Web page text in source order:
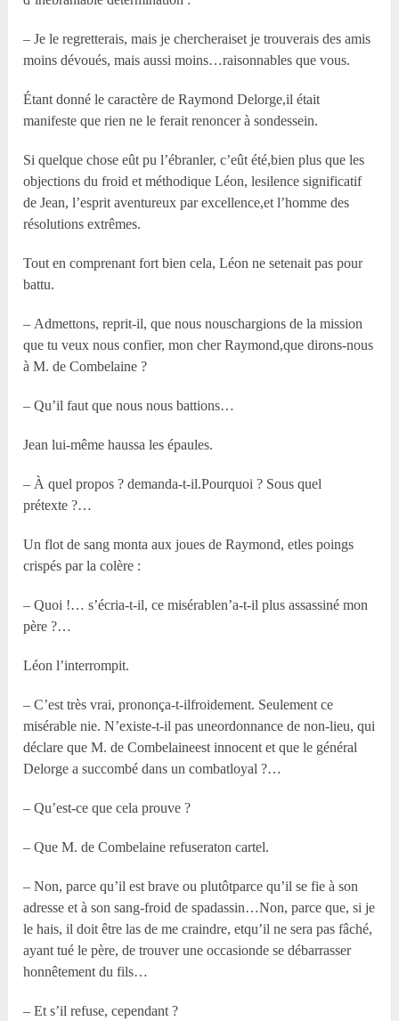
– Je le regretterais, mais je chercheraiset je trouverais des amis
moins dévoués, mais aussi moins…raisonnables que vous.
Étant donné le caractère de Raymond Delorge,il était
manifeste que rien ne le ferait renoncer à sondessein.
Si quelque chose eût pu l’ébranler, c’eût été,bien plus que les
objections du froid et méthodique Léon, lesilence significatif
de Jean, l’esprit aventureux par excellence,et l’homme des
résolutions extrêmes.
Tout en comprenant fort bien cela, Léon ne setenait pas pour
battu.
– Admettons, reprit-il, que nous nouschargions de la mission
que tu veux nous confier, mon cher Raymond,que dirons-nous
à M. de Combelaine ?
– Qu’il faut que nous nous battions…
Jean lui-même haussa les épaules.
– À quel propos ? demanda-t-il.Pourquoi ? Sous quel
prétexte ?…
Un flot de sang monta aux joues de Raymond, etles poings
crispés par la colère :
– Quoi !… s’écria-t-il, ce misérablen’a-t-il plus assassiné mon
père ?…
Léon l’interrompit.
– C’est très vrai, prononça-t-ilfroidement. Seulement ce
misérable nie. N’existe-t-il pas uneordonnance de non-lieu, qui
déclare que M. de Combelaineest innocent et que le général
Delorge a succombé dans un combatloyal ?…
– Qu’est-ce que cela prouve ?
– Que M. de Combelaine refuseraton cartel.
– Non, parce qu’il est brave ou plutôtparce qu’il se fie à son
adresse et à son sang-froid de spadassin…Non, parce que, si je
le hais, il doit être las de me craindre, etqu’il ne sera pas fâché,
ayant tué le père, de trouver une occasionde se débarrasser
honnêtement du fils…
– Et s’il refuse, cependant ?